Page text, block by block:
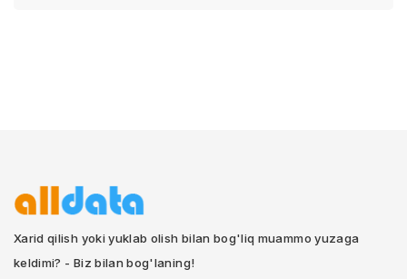
Xarid qilish yoki yuklab olish bilan bog'liq muammo yuzaga
keldimi? - Biz bilan bog'laning!